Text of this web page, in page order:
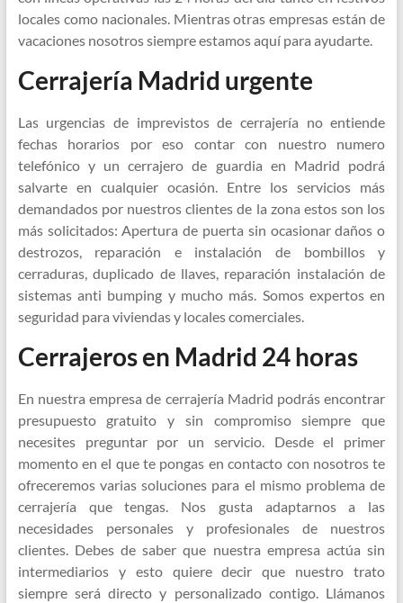
locales como nacionales. Mientras otras empresas están de
vacaciones nosotros siempre estamos aquí para ayudarte.
Cerrajería Madrid urgente
Las urgencias de imprevistos de cerrajería no entiende
fechas horarios por eso contar con nuestro numero
telefónico y un cerrajero de guardia en Madrid podrá
salvarte en cualquier ocasión. Entre los servicios más
demandados por nuestros clientes de la zona estos son los
más solicitados: Apertura de puerta sin ocasionar daños o
destrozos, reparación e instalación de bombillos y
cerraduras, duplicado de llaves, reparación instalación de
sistemas anti bumping y mucho más. Somos expertos en
seguridad para viviendas y locales comerciales.
Cerrajeros en Madrid 24 horas
En nuestra empresa de cerrajería Madrid podrás encontrar
presupuesto gratuito y sin compromiso siempre que
necesites preguntar por un servicio. Desde el primer
momento en el que te pongas en contacto con nosotros te
ofreceremos varias soluciones para el mismo problema de
cerrajería que tengas. Nos gusta adaptarnos a las
necesidades personales y profesionales de nuestros
clientes. Debes de saber que nuestra empresa actúa sin
intermediarios y esto quiere decir que nuestro trato
siempre será directo y personalizado contigo. Llámanos